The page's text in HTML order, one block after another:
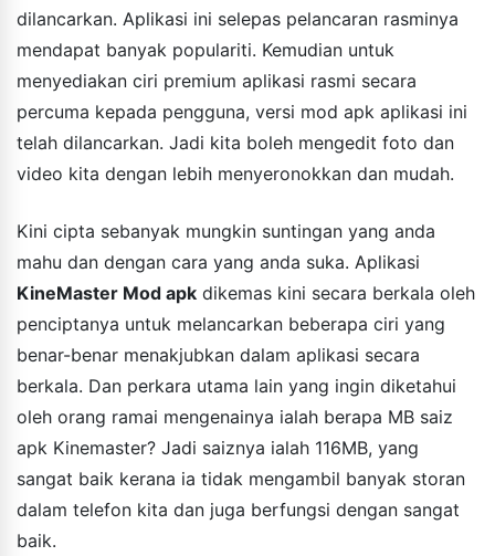
dilancarkan. Aplikasi ini selepas pelancaran rasminya
mendapat banyak populariti. Kemudian untuk
menyediakan ciri premium aplikasi rasmi secara
percuma kepada pengguna, versi mod apk aplikasi ini
telah dilancarkan. Jadi kita boleh mengedit foto dan
video kita dengan lebih menyeronokkan dan mudah.
Kini cipta sebanyak mungkin suntingan yang anda
mahu dan dengan cara yang anda suka. Aplikasi
KineMaster Mod apk dikemas kini secara berkala oleh
penciptanya untuk melancarkan beberapa ciri yang
benar-benar menakjubkan dalam aplikasi secara
berkala. Dan perkara utama lain yang ingin diketahui
oleh orang ramai mengenainya ialah berapa MB saiz
apk Kinemaster? Jadi saiznya ialah 116MB, yang
sangat baik kerana ia tidak mengambil banyak storan
dalam telefon kita dan juga berfungsi dengan sangat
baik.